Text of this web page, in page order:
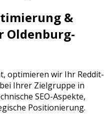
&
Oldenburg-
optimieren wir Ihr Reddit-
Ihrer Zielgruppe in
SEO-Aspekte,
Positionierung.